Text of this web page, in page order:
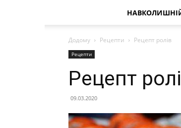
Додому Рецепти Рецепт ролів
Рецепти
Рецепт
09.03.2020